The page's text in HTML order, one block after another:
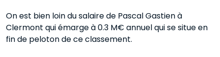
On est bien loin du salaire de Pascal Gastien à
Clermont qui émarge à 0.3 M€ annuel qui se situe en
fin de peloton de ce classement.